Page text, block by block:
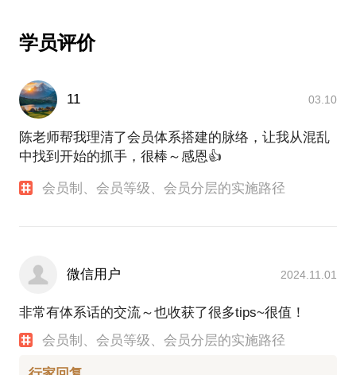
学员评价
11 03.10
陈老师帮我理清了会员体系搭建的脉络，让我从混乱
中找到开始的抓手，很棒～感恩👍
会员制、会员等级、会员分层的实施路径
微信用户 2024.11.01
非常有体系话的交流～也收获了很多tips~很值！
会员制、会员等级、会员分层的实施路径